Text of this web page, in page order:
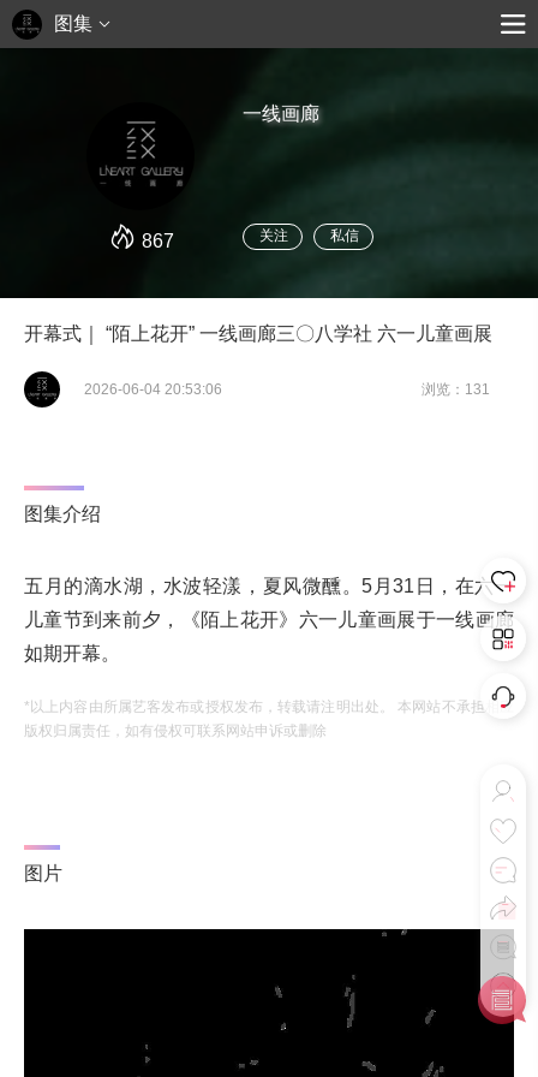
图集
867
一线画廊
关注 私信
开幕式｜ “陌上花开” 一线画廊三〇八学社 六一儿童画展
2026-06-04 20:53:06 浏览：131
图集介绍
五月的滴水湖，水波轻漾，夏风微醺。5月31日，在六一
儿童节到来前夕，《陌上花开》六一儿童画展于一线画廊
如期开幕。
*以上内容由所属艺客发布或授权发布，转载请注明出处。 本网站不承担相应
版权归属责任，如有侵权可联系网站申诉或删除
图片